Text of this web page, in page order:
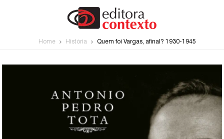
Home História Quem foi Vargas, afinal? 1930-1945